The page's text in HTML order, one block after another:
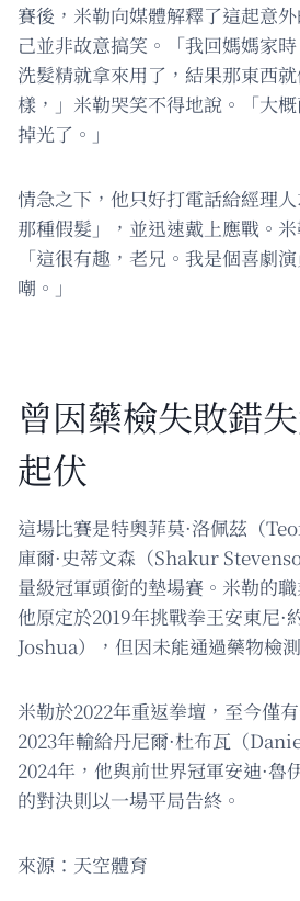
賽後，米勒向媒體解釋了這起意
己並非故意搞笑。「我回媽媽家
洗髮精就拿來用了，結果那東西
樣，」米勒哭笑不得地說。「大
掉光了。」
情急之下，他只好打電話給經理
那種假髮」，並迅速戴上應戰。
「這很有趣，老兄。我是個喜劇
嘲。」
曾因藥檢失敗錯
起伏
這場比賽是特奧菲莫·洛佩茲（
庫爾·史蒂文森（Shakur
量級冠軍頭銜的墊場賽。米勒的
他原定於2019年挑戰拳王安東尼
Joshua），但因未能通過藥物檢
米勒於2022年重返拳壇，至今僅
2023年輸給丹尼爾·杜布瓦（
2024年，他與前世界冠軍安迪·魯
的對決則以一場平局告終。
來源：天空體育